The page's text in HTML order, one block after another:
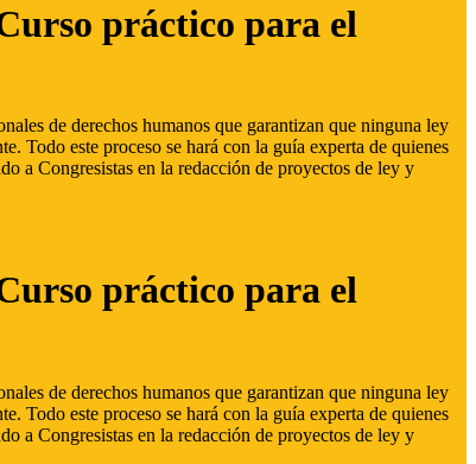
práctico para el
de derechos humanos que garantizan que ninguna ley
Todo este proceso se hará con la guía experta de quienes
a Congresistas en la redacción de proyectos de ley y
práctico para el
de derechos humanos que garantizan que ninguna ley
Todo este proceso se hará con la guía experta de quienes
a Congresistas en la redacción de proyectos de ley y